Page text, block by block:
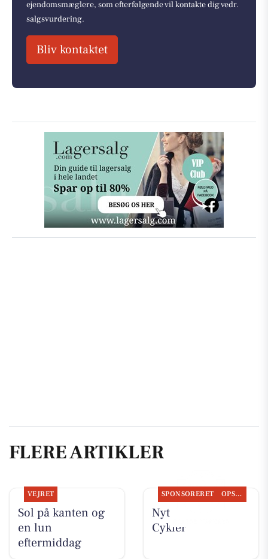
ejendomsmæglere, som efterfølgende vil kontakte dig vedr.
salgsvurdering.
Bliv kontaktet
FLERE ARTIKLER
VEJRET
Sol på kanten og
en lun
eftermiddag
SPONSORERET OPSLAGSTAVLEN
Nyt fra Per P.
Cykler